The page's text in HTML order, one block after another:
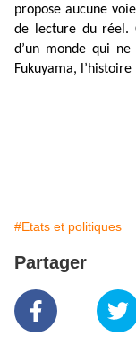
propose aucune
de lecture du réel.
d’un monde qui
Fukuyama,
#Etats et politiques
Partager